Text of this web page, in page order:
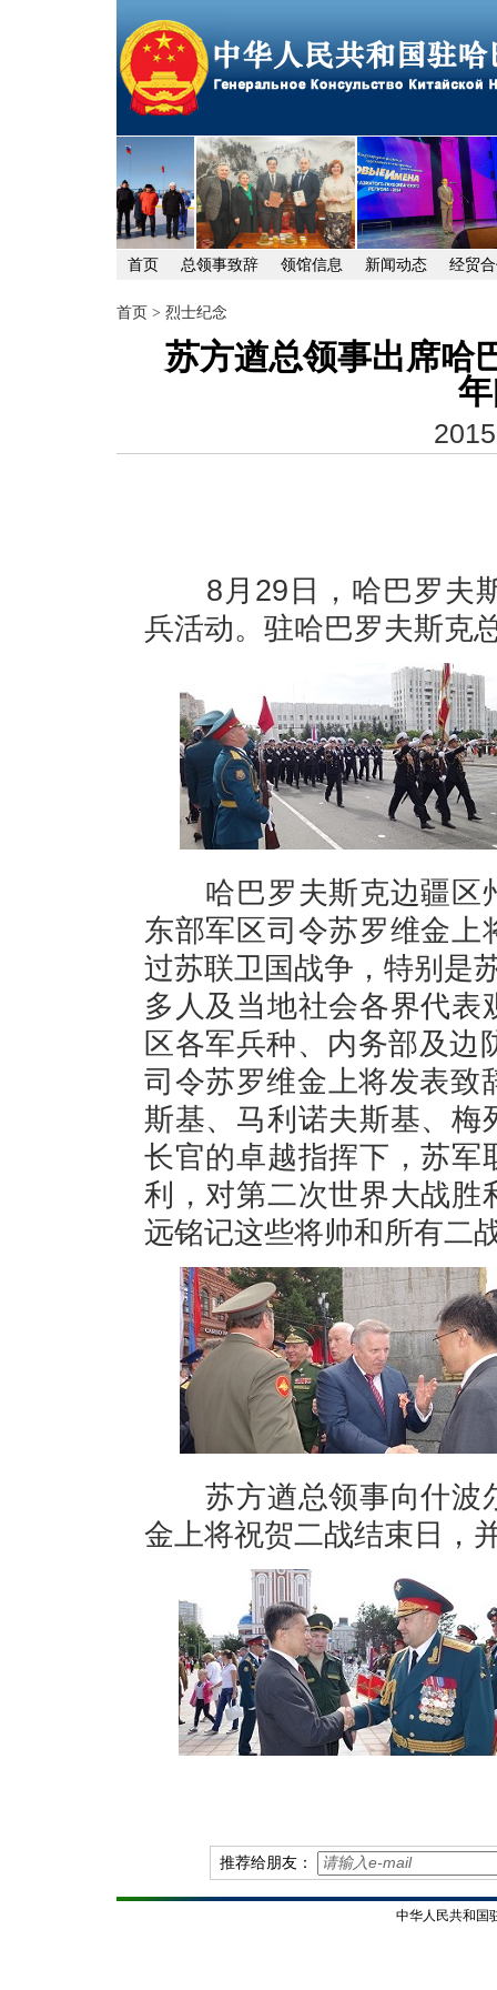
首页 总领事致辞 领馆信息 新闻动态 经贸
首页 > 烈士纪念
苏方遒总领事出席哈
8 月 29 日，哈巴罗夫
兵活动。驻哈巴罗夫斯克
哈巴罗夫斯克边疆区
东部军区司令苏罗维金
过苏联卫国战争，特别是
多人及当地社会各界代
区各军兵种、内务部及边
司令苏罗维金上将发表致
斯基、马利诺夫斯基、梅
长官的卓越指挥下，苏军
利，对第二次世界大战胜
远铭记这些将帅和所有二
苏方遒总领事向什波
金上将祝贺二战结束日，
推荐给朋友：
中华人民共和国